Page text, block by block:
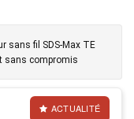
sans fil SDS-Max TE
sans compromis
ACTUALITÉ